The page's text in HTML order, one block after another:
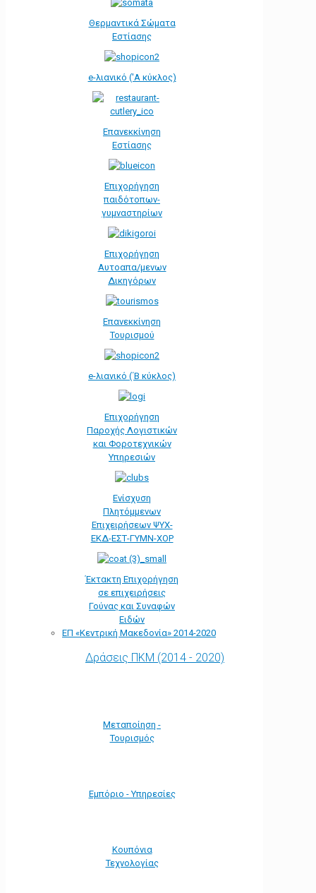
Θερμαντικά Σώματα
Εστίασης
e-λιανικό ('Α κύκλος)
Επανεκκίνηση
Εστίασης
Επιχορήγηση
παιδότοπων-
γυμναστηρίων
Επιχορήγηση
Αυτοαπα/μενων
Δικηγόρων
Επανεκκίνηση
Τουρισμού
e-λιανικό (΄Β κύκλος)
Επιχορήγηση
Παροχής Λογιστικών
και Φοροτεχνικών
Υπηρεσιών
Ενίσχυση
Πλητόμμενων
Επιχειρήσεων ΨΥΧ-
ΕΚΔ-ΕΣΤ-ΓΥΜΝ-ΧΟΡ
Έκτακτη Επιχορήγηση
σε επιχειρήσεις
Γούνας και Συναφών
Ειδών
ΕΠ «Kεντρική Μακεδονία» 2014-2020
Δράσεις ΠΚΜ (2014 - 2020)
Μεταποίηση -
Τουρισμός
Εμπόριο - Υπηρεσίες
Κουπόνια
Τεχνολογίας